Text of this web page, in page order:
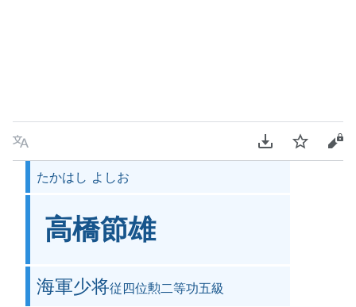
言語 PDFをダウンロ
ウォッチソ
たかはし よしお
高橋節雄
海軍少将従四位勲二等功五級